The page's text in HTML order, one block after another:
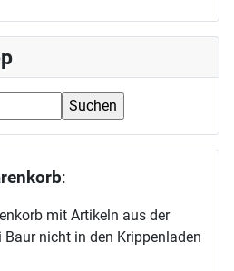
:
mit Artikeln aus der
nicht in den Krippenladen